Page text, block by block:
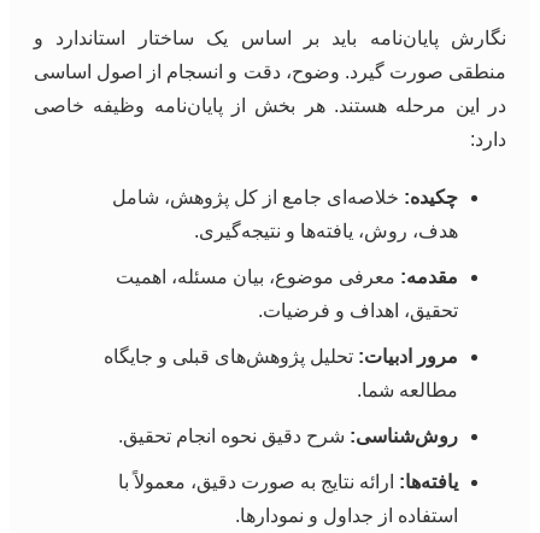
نگارش پایان‌نامه باید بر اساس یک ساختار استاندارد و
منطقی صورت گیرد. وضوح، دقت و انسجام از اصول اساسی
در این مرحله هستند. هر بخش از پایان‌نامه وظیفه خاصی
دارد:
چکیده: خلاصه‌ای جامع از کل پژوهش، شامل
هدف، روش، یافته‌ها و نتیجه‌گیری.
مقدمه: معرفی موضوع، بیان مسئله، اهمیت
تحقیق، اهداف و فرضیات.
مرور ادبیات: تحلیل پژوهش‌های قبلی و جایگاه
مطالعه شما.
روش‌شناسی: شرح دقیق نحوه انجام تحقیق.
یافته‌ها: ارائه نتایج به صورت دقیق، معمولاً با
استفاده از جداول و نمودارها.